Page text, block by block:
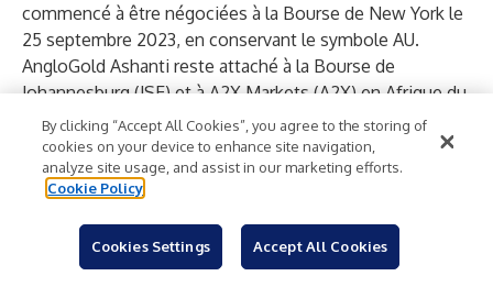
commencé à être négociées à la Bourse de New York le
25 septembre 2023, en conservant le symbole AU.
AngloGold Ashanti reste attaché à la Bourse de
Johannesburg (JSE) et à A2X Markets (A2X) en Afrique du
Sud, ainsi qu’à la Bourse du Ghana (GhSE) au Ghana, sur
chacune desquelles elle a maintenu des cotations
secondaires.
Comme indiqué dans l’annonce initiale, la
restructuration de l’entreprise a entraîné un certain
nombre de paiements d’impôts en Afrique du Sud et en
By clicking “Accept All Cookies”, you agree to the storing of
cookies on your device to enhance site navigation,
analyze site usage, and assist in our marketing efforts.
Cookie Policy
Cookies Settings Accept All Cookies